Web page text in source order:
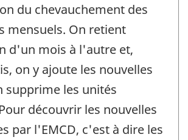
du chevauchement des
mensuels. On retient
d'un mois à l'autre et,
on y ajoute les nouvelles
supprime les unités
découvrir les nouvelles
par l'EMCD, c'est à dire les